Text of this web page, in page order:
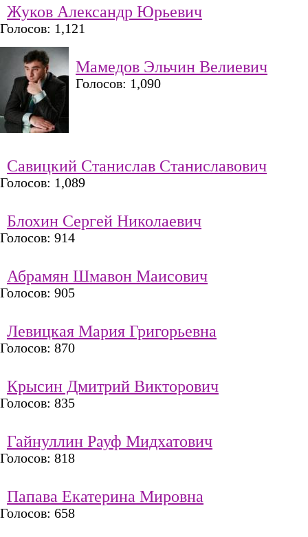
Жуков Александр Юрьевич
Голосов: 1,121
Мамедов Эльчин Велиевич
Голосов: 1,090
Савицкий Станислав Станиславович
Голосов: 1,089
Блохин Сергей Николаевич
Голосов: 914
Абрамян Шмавон Маисович
Голосов: 905
Левицкая Мария Григорьевна
Голосов: 870
Крысин Дмитрий Викторович
Голосов: 835
Гайнуллин Рауф Мидхатович
Голосов: 818
Папава Екатерина Мировна
Голосов: 658